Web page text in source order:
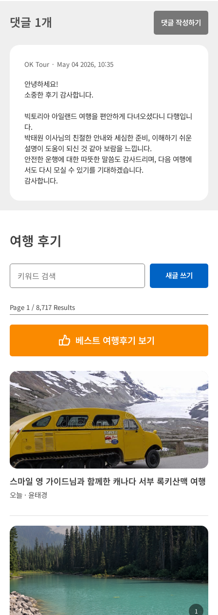
댓글 1개 댓글 작성하기
OK Tour · May 04 2026, 10:35
안녕하세요!
소중한 후기 감사합니다.
빅토리아 아일랜드 여행을 편안하게 다녀오셨다니 다행입니
다.
박태원 이사님의 친절한 안내와 세심한 준비, 이해하기 쉬운
설명이 도움이 되신 것 같아 보람을 느낍니다.
안전한 운행에 대한 따뜻한 말씀도 감사드리며, 다음 여행에
서도 다시 모실 수 있기를 기대하겠습니다.
감사합니다.
여행 후기
새글 쓰기
Page 1 / 8,717 Results
베스트 여행후기 보기
스마일 영 가이드님과 함께한 캐나다 서부 록키산맥 여행
오늘 · 윤태경
1